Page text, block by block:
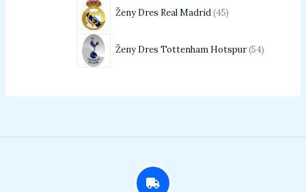
Ženy Dres Real Madrid 45
Ženy Dres Tottenham Hotspur 54